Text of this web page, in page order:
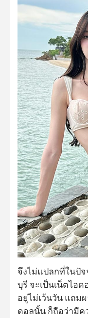
จึงไม่แปลกที่ในปั
บุรี จะเป็นเน็ตไอ
อยู่ไม่เว้นวัน แถม
ดอลนั้น ก็ถือว่ามีค